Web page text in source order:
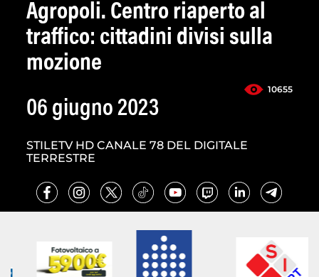
Agropoli. Centro riaperto al
traffico: cittadini divisi sulla
mozione
10655
06 giugno 2023
STILETV HD CANALE 78 DEL DIGITALE
TERRESTRE